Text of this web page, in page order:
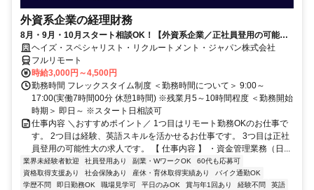
外資系企業の経理財務
8月・9月・10月スタート相談OK！【外資系企業／正社員登用の可能性
大／700万～800万／リモート勤務OK】経理財務
ヘイズ・スペシャリスト・リクルートメント・ジャパン株式会社
フルリモート
時給3,000円～4,500円
勤務時間 フレックスタイム制度 ＜勤務時間について＞ 9:00～
17:00(実働7時間00分 休憩1時間) ※残業月5～10時間程度 ＜勤務開始
時期＞ 即日～ ※スタート日相談可
仕事内容 ＼おすすめポイント／ 1つ目はリモート勤務OKのお仕事で
す。 2つ目は経験、英語スキルを活かせるお仕事です。 3つ目は正社
員登用の可能性大の求人です。 【 仕事内容 】 ・資金管理業務（日...
業界未経験者歓迎 社員登用あり 副業・WワークOK
60代も応募可
資格取得支援あり
社会保険あり 産休・育休取得実績あり
バイク通勤OK
学歴不問
即日勤務OK 職場見学可 平日のみOK 賞与年1回あり 経験不問
英語